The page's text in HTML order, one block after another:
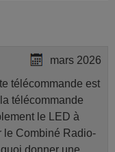
mars 2026
télécommande est
télécommande
le LED à
le Combiné Radio-